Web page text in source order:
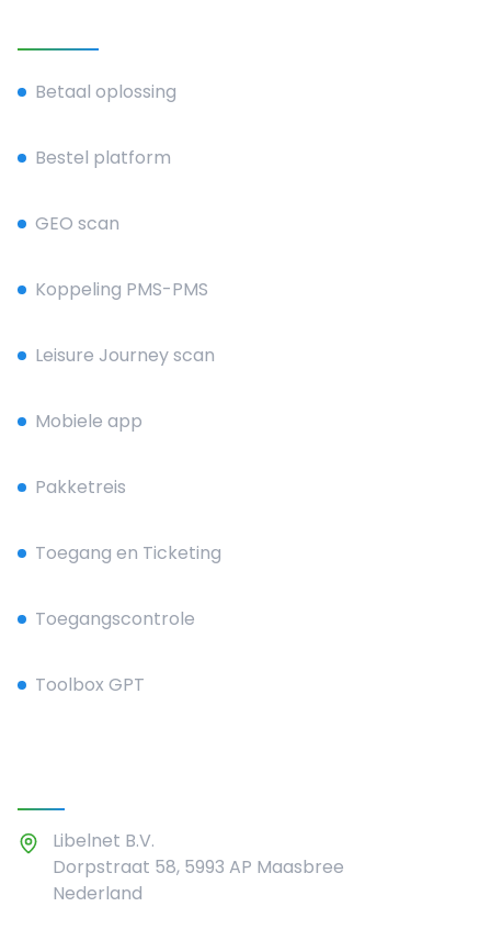
Betaal oplossing
Bestel platform
GEO scan
Koppeling PMS-PMS
Leisure Journey scan
Mobiele app
Pakketreis
Toegang en Ticketing
Toegangscontrole
Toolbox GPT
Libelnet B.V.
Dorpstraat 58, 5993 AP Maasbree
Nederland